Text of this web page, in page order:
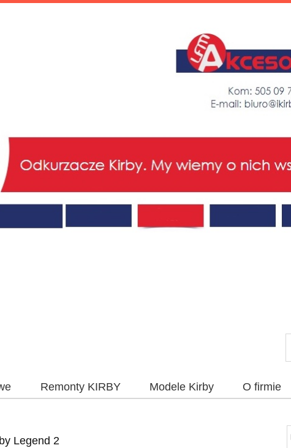
Remonty KIRBY Modele Kirby O firmie
Legend 2